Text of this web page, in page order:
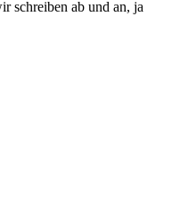
schreiben ab und an, ja